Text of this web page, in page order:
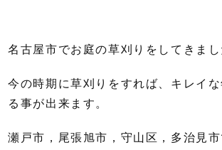
名古屋市でお庭の草刈りをしてきまし
今の時期に草刈りをすれば、キレイな
る事が出来ます。
瀬戸市，尾張旭市，守山区，多治見